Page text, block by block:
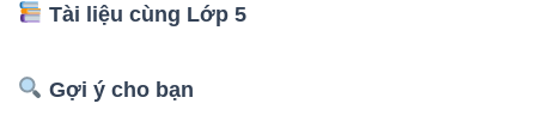
Tài liệu cùng Lớp 5
Gợi ý cho bạn